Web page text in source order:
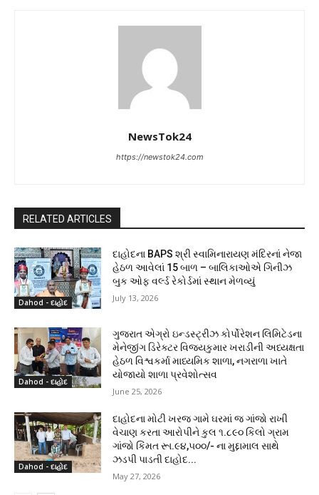
NewsTok24
https://newstok24.com
RELATED ARTICLES
Dahod - દાહોદ
દાહોદના BAPS શ્રી સ્વામિનારાયણ મંદિરનાં નેજા
હેઠળ આવેલાં 15 બાળ – બાલિકાઓએ ગિનીઝ
બુક ઓફ વર્લ્ડ રેકોર્ડમાં સ્થાન મેળવ્યું
July 13, 2026
Dahod - દાહોદ
ગુજરાત એગ્રો ઇન્ડસ્ટ્રીઝ કોર્પોરેશન લિમિટેડના
મેનેજીંગ ડિરેક્ટર વિજયકુમાર ખરાડીની અધ્યક્ષતા
હેઠળ વિશ્વકર્મા માધ્યમિક શાળા, નગરાળા ખાતે
યોજાયો શાળા પ્રવેશોત્સવ
June 25, 2026
Dahod - દાહોદ
દાહોદના મોટી ખરજ ગામે ઘરમાં જ ગાંજો રાખી
વેચાણ કરતા આરોપીને કુલ ૧.૮૯૦ કિલો ગ્રામ
ગાંજો કિંમત રૂા.૯૪,૫૦૦/- ના મુદ્દામાલ સાથે
ઝડપી પાડતી દાહોદ...
May 27, 2026